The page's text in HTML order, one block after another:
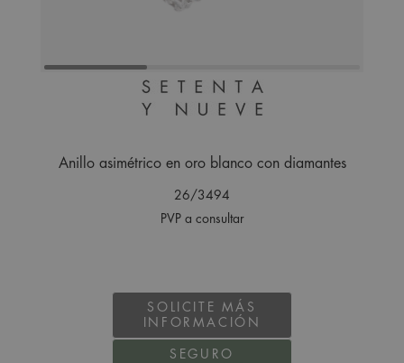
Anillo asimétrico en oro blanco con diamantes
26/3494
PVP a consultar
SOLICITE MÁS
INFORMACIÓN
SEGURO